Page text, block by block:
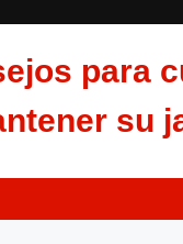
para
su